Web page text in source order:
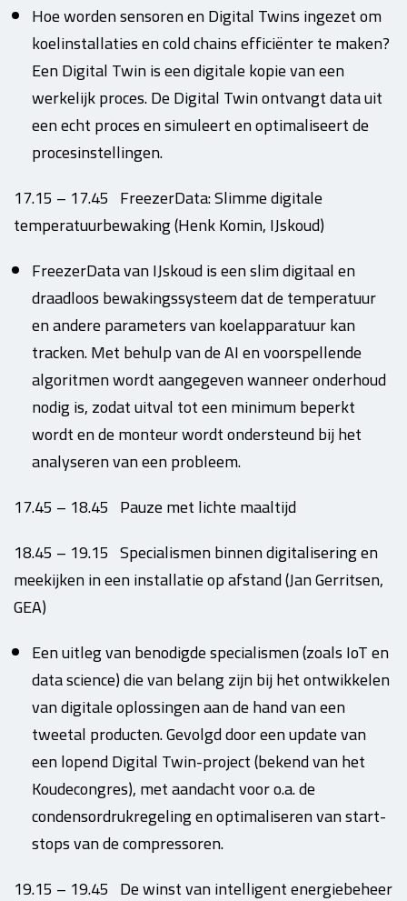
Hoe worden sensoren en Digital Twins ingezet om
koelinstallaties en cold chains efficiënter te maken?
Een Digital Twin is een digitale kopie van een
werkelijk proces. De Digital Twin ontvangt data uit
een echt proces en simuleert en optimaliseert de
procesinstellingen.
17.15 – 17.45 FreezerData: Slimme digitale
temperatuurbewaking (Henk Komin, IJskoud)
FreezerData van IJskoud is een slim digitaal en
draadloos bewakingssysteem dat de temperatuur
en andere parameters van koelapparatuur kan
tracken. Met behulp van de AI en voorspellende
algoritmen wordt aangegeven wanneer onderhoud
nodig is, zodat uitval tot een minimum beperkt
wordt en de monteur wordt ondersteund bij het
analyseren van een probleem.
17.45 – 18.45 Pauze met lichte maaltijd
18.45 – 19.15 Specialismen binnen digitalisering en
meekijken in een installatie op afstand (Jan Gerritsen,
GEA)
Een uitleg van benodigde specialismen (zoals IoT en
data science) die van belang zijn bij het ontwikkelen
van digitale oplossingen aan de hand van een
tweetal producten. Gevolgd door een update van
een lopend Digital Twin-project (bekend van het
Koudecongres), met aandacht voor o.a. de
condensordrukregeling en optimaliseren van start-
stops van de compressoren.
19.15 – 19.45 De winst van intelligent energiebeheer